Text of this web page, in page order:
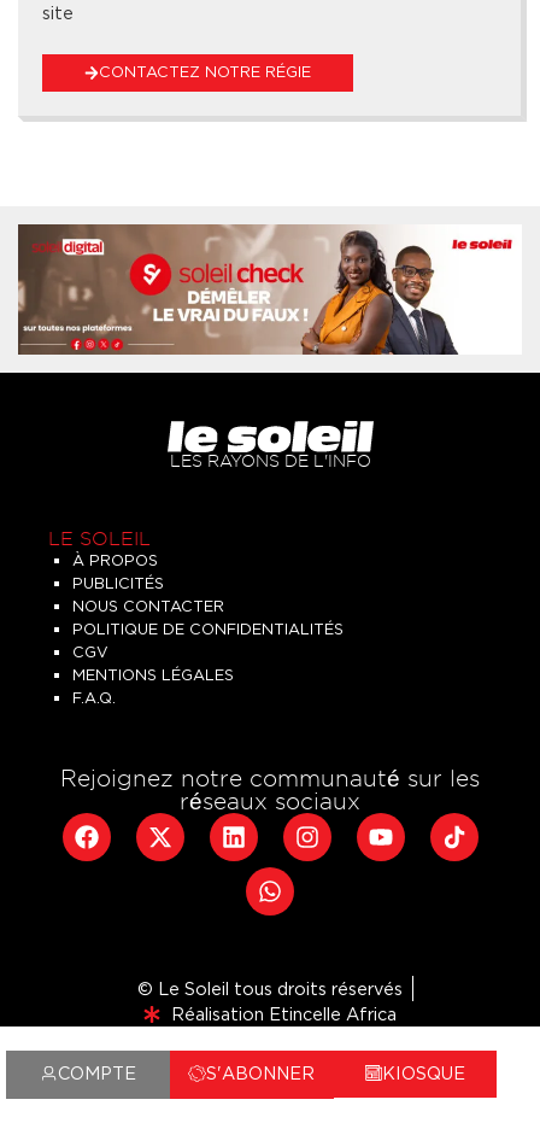
COMPTE S'ABONNER KIOSQUE
site
CONTACTEZ NOTRE RÉGIE
LES RAYONS DE L'INFO
LE SOLEIL
À PROPOS
PUBLICITÉS
NOUS CONTACTER
POLITIQUE DE CONFIDENTIALITÉS
CGV
MENTIONS LÉGALES
F.A.Q.
Rejoignez notre communauté sur les
réseaux sociaux
© Le Soleil tous droits réservés
Réalisation Etincelle Africa